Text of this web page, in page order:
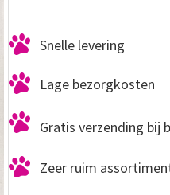
a
F
u
D
Snelle levering
Lage bezorgkosten
Gratis verzending bij
Zeer ruim